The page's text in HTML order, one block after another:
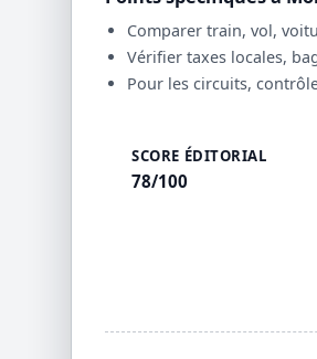
Comparer train, vol,
Vérifier taxes locales,
Pour les circuits,
SCORE ÉDITORIAL
78/100